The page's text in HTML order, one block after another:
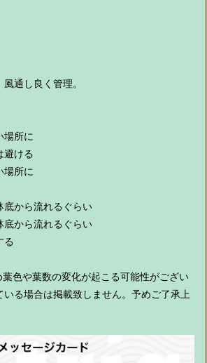
通し良く管理。
所に
ける
所に
から流れるぐらい
から流れるぐらい
色や葉数の変化が起こる可能性がござい
いる場合は掲載致しません。予めご了承上